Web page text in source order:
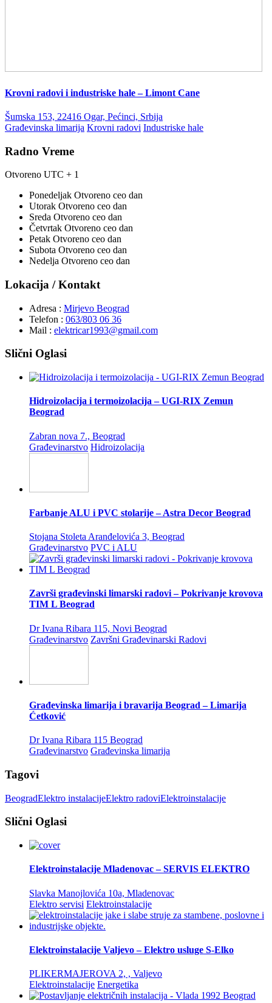
Krovni radovi i industriske hale – Limont Cane
Šumska 153, 22416 Ogar, Pećinci, Srbija
Građevinska limarija Krovni radovi Industriske hale
Radno Vreme
Otvoreno UTC + 1
Ponedeljak Otvoreno ceo dan
Utorak Otvoreno ceo dan
Sreda Otvoreno ceo dan
Četvrtak Otvoreno ceo dan
Petak Otvoreno ceo dan
Subota Otvoreno ceo dan
Nedelja Otvoreno ceo dan
Lokacija / Kontakt
Adresa : Mirjevo Beograd
Telefon : 063/803 06 36
Mail : elektricar1993@gmail.com
Slični Oglasi
Hidroizolacija i termoizolacija – UGI-RIX Zemun
Beograd
Zabran nova 7., Beograd
Građevinarstvo Hidroizolacija
Farbanje ALU i PVC stolarije – Astra Decor Beograd
Stojana Stoleta Aranđelovića 3, Beograd
Građevinarstvo PVC i ALU
Završi građevinski limarski radovi – Pokrivanje krovova
TIM L Beograd
Dr Ivana Ribara 115, Novi Beograd
Građevinarstvo Završni Građevinarski Radovi
Građevinska limarija i bravarija Beograd – Limarija
Ćetković
Dr Ivana Ribara 115 Beograd
Građevinarstvo Građevinska limarija
Tagovi
BeogradElektro instalacijeElektro radoviElektroinstalacije
Slični Oglasi
Elektroinstalacije Mladenovac – SERVIS ELEKTRO
Slavka Manojlovića 10a, Mladenovac
Elektro servisi Elektroinstalacije
Elektroinstalacije Valjevo – Elektro usluge S-Elko
PLIKERMAJEROVA 2, , Valjevo
Elektroinstalacije Energetika